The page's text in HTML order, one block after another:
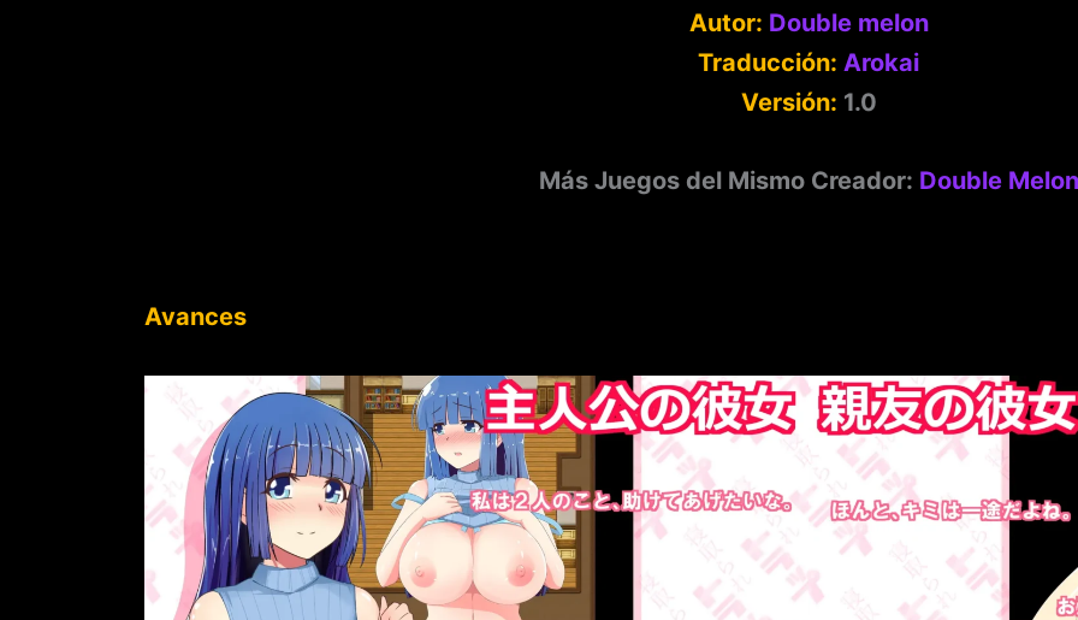
Autor: Double melon
Traducción: Arokai
Versión: 1.0
Más Juegos del Mismo Creador: Double Melon
Avances